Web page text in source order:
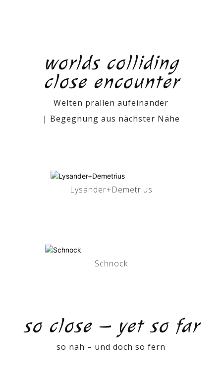
worlds colliding
close encounter
Welten prallen aufeinander
| Begegnung aus nächster Nähe
Lysander+Demetrius
Schnock
so close – yet so far
so nah – und doch so fern